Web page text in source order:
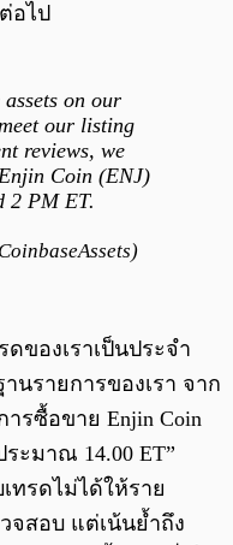
อไป
on our
our listing
reviews, we
Coin (ENJ)
2 PM ET.
ของเราเป็นประจำ
นรายการของเรา จาก
รซื้อขาย Enjin Coin
ะมาณ 14.00 ET”
เทรดไม่ได้ให้ราย
จสอบ แต่เน้นย้ำถึง